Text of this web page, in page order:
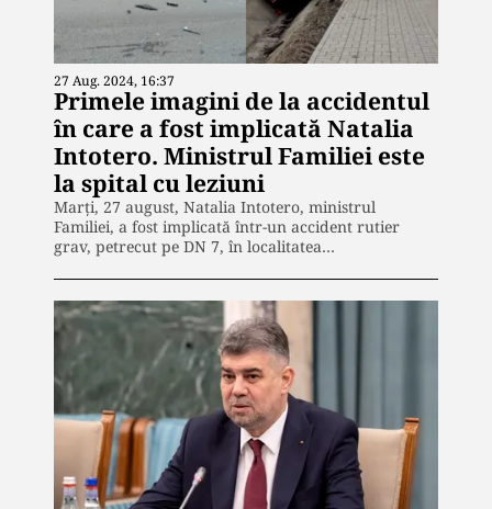
27 Aug. 2024, 16:37
Primele imagini de la accidentul
în care a fost implicată Natalia
Intotero. Ministrul Familiei este
la spital cu leziuni
Marți, 27 august, Natalia Intotero, ministrul
Familiei, a fost implicată într-un accident rutier
grav, petrecut pe DN 7, în localitatea…